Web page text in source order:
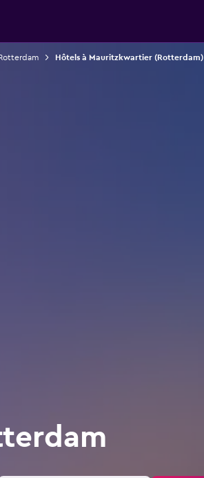
Hôtels à Mauritzkwartier (Rotterdam)